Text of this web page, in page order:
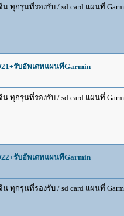
ทุกรุ่นที่รองรับ / sd card แผนที่
รับอัพเดทแผนทีGarmin
ทุกรุ่นที่รองรับ / sd card แผนที่
รับอัพเดทแผนทีGarmin
ทุกรุ่นที่รองรับ / sd card แผนที่